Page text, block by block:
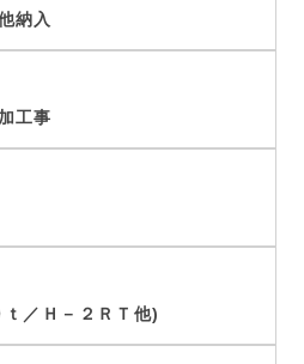
納入
工事
／Ｈ－２ＲＴ他)